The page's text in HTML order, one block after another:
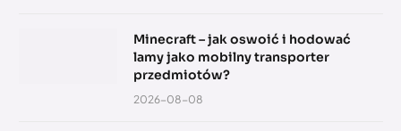
Minecraft – jak oswoić i hodować
lamy jako mobilny transporter
przedmiotów?
2026-08-08